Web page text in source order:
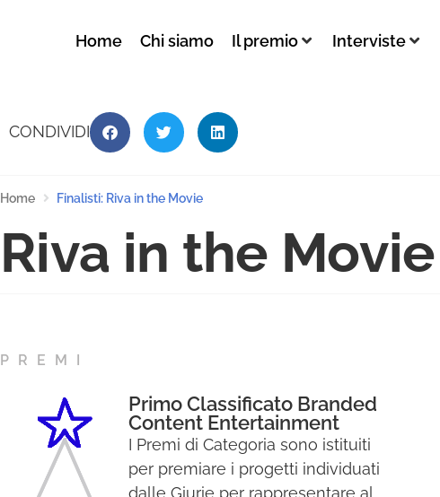
Home Chi siamo Il premio Interviste
CONDIVIDI
Home Finalisti: Riva in the Movie
Riva in the Movie
PREMI
Primo Classificato Branded
Content Entertainment
I Premi di Categoria sono istituiti
per premiare i progetti individuati
dalle Giurie per rappresentare al